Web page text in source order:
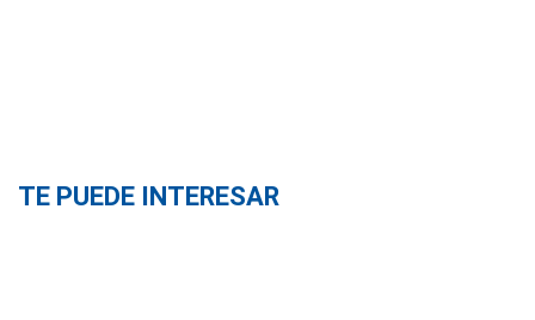
TE PUEDE INTERESAR